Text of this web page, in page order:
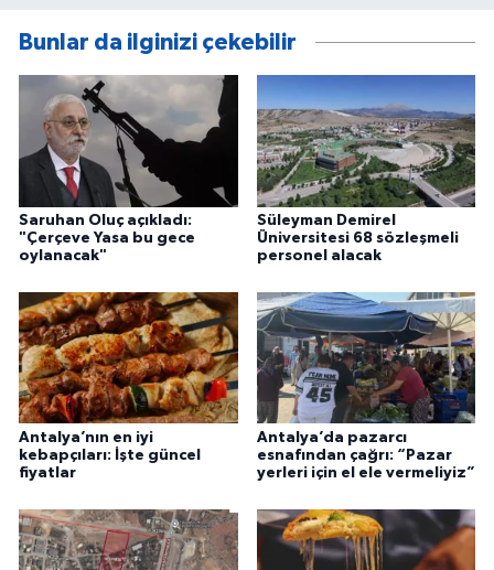
Bunlar da ilginizi çekebilir
Saruhan Oluç açıkladı:
"Çerçeve Yasa bu gece
oylanacak"
Süleyman Demirel
Üniversitesi 68 sözleşmeli
personel alacak
Antalya’nın en iyi
kebapçıları: İşte güncel
fiyatlar
Antalya’da pazarcı
esnafından çağrı: “Pazar
yerleri için el ele vermeliyiz”